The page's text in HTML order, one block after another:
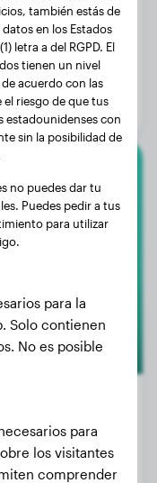
5 kg
1 año, 1 mes
Perro macho
41 kg
4 años, 7 meses
también estás de
en los Estados
letra a del RGPD. El
tienen un nivel
acuerdo con las
el riesgo de que tus
estadounidenses con
sin la posibilidad de
no puedes dar tu
Puedes pedir a tus
para utilizar
para la
Solo contienen
No es posible
para
los visitantes
comprender